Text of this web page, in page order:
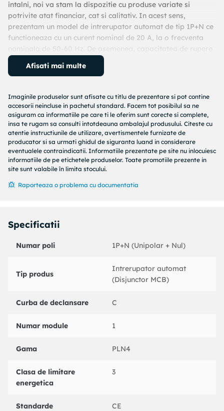
intalni, noi va stam la dispozitie cu produse variate si
potrivite atat financiar, cat si calitativ. In acest sens,
prezentam un model de intrerupator automat de tip 1P+N ce
functioneaza cu un curent nominal de 20 A, la o frecventa
nominala are valoarea de 4.5 kA pentru o curba
caracteristica de tip C.
Afisati mai multe
Imaginile produselor sunt afisate cu titlu de prezentare si pot contine
accesorii neincluse in pachetul standard. Facem tot posibilul sa ne
asiguram ca informatiile pe care ti le oferim sunt corecte si complete,
insa te rugam sa consulti intotdeauna ambalajul produsului. Citeste cu
atentie instructiunile de utilizare, avertismentele furnizate de
producator si sa urmati ghidul de siguranta luand in considerare
eventualele contraindicatii. Informatiile prezentate pe site nu inlocuiesc
informatiile de pe etichetele produselor. Toate promotiile prezente in
site sunt valabile în limita stocului.
Raporteaza o problema cu documentatia
Specificatii
Numar poli 1P+N (Unipolar + Nul)
Tip produs
Intrerupator automat
(Disjunctor MCB)
Curba de declansare C
Numar module 1
Gama PLN4
Clasa de limitare
energetica
3
Standarde CE